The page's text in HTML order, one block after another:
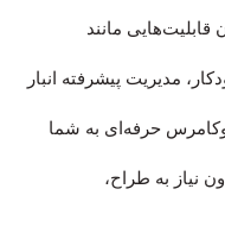
قابلیت‌هایی مانند
مدیریت پیشرفته انبار
حرفه‌ای به شما
نیاز به طراح،